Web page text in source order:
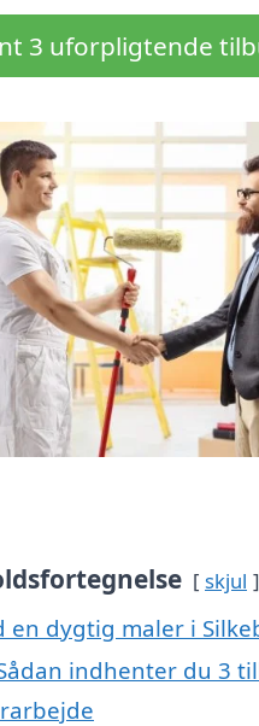
3 uforpligtende
skjul
en dygtig maler i
indhenter du 3